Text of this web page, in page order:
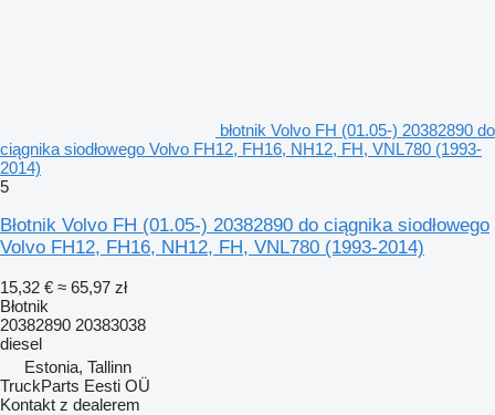
błotnik Volvo FH (01.05-) 20382890 do
ciągnika siodłowego Volvo FH12, FH16, NH12, FH, VNL780 (1993-
2014)
5
Błotnik Volvo FH (01.05-) 20382890 do ciągnika siodłowego
Volvo FH12, FH16, NH12, FH, VNL780 (1993-2014)
15,32 € ≈ 65,97 zł
Błotnik
20382890 20383038
diesel
Estonia, Tallinn
TruckParts Eesti OÜ
Kontakt z dealerem